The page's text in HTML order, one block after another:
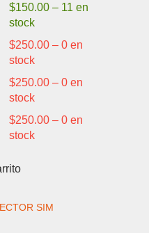
$150.00– 11 en
stock
$250.00– 0 en
stock
$250.00– 0 en
stock
$250.00– 0 en
stock
SIM